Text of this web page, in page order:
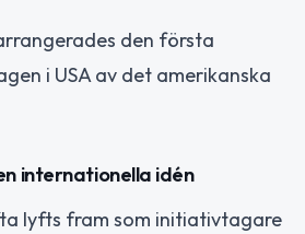
den första
i USA av det amerikanska
internationella idén
lyfts fram som initiativtagare